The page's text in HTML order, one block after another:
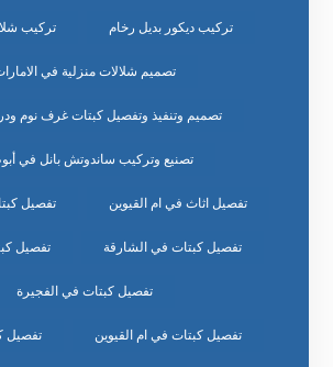
تركيب ديكور بديل رخام تركيب
تصميم شلالات منزلية في
تصميم وتنفيذ وتفصيل كبتات غرف نوم
تصنيع وتركيب ساندوتش بانل في
تفصيل اثاث في ام القيوين تفصيل
تفصيل كبتات في الشارقة تفصيل
تفصيل كبتات في الفجيرة
تفصيل كبتات في ام القيوين تفصيل